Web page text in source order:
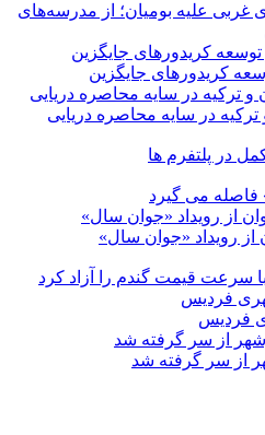
علیه بومیان؛ از مدرسه‌های
کریدورهای جایگزین
در پلتفرم ها
فاصله می گیرد
سرعت قیمت گندم را آزاد کرد
فردیس
از سر گرفته شد